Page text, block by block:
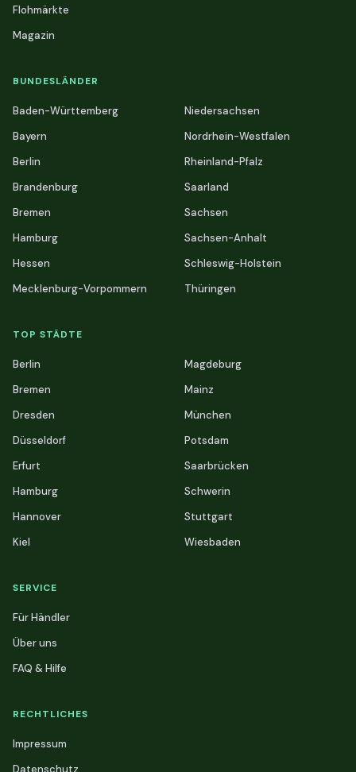
Flohmärkte
Magazin
BUNDESLÄNDER
Baden-Württemberg
Bayern
Berlin
Brandenburg
Bremen
Hamburg
Hessen
Mecklenburg-Vorpommern
Niedersachsen
Nordrhein-Westfalen
Rheinland-Pfalz
Saarland
Sachsen
Sachsen-Anhalt
Schleswig-Holstein
Thüringen
TOP STÄDTE
Berlin
Bremen
Dresden
Düsseldorf
Erfurt
Hamburg
Hannover
Kiel
Magdeburg
Mainz
München
Potsdam
Saarbrücken
Schwerin
Stuttgart
Wiesbaden
SERVICE
Für Händler
Über uns
FAQ & Hilfe
RECHTLICHES
Impressum
Datenschutz